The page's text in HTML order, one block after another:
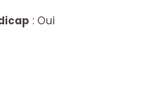
: Oui